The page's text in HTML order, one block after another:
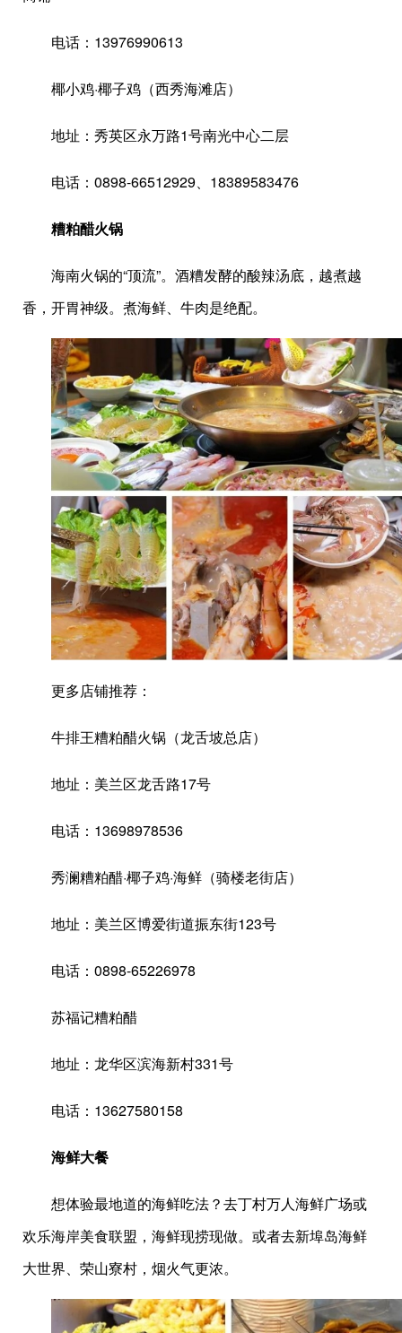
电话：13976990613
椰小鸡·椰子鸡（西秀海滩店）
地址：秀英区永万路1号南光中心二层
电话：0898-66512929、18389583476
糟粕醋火锅
海南火锅的“顶流”。酒糟发酵的酸辣汤底，越煮越
香，开胃神级。煮海鲜、牛肉是绝配。
更多店铺推荐：
牛排王糟粕醋火锅（龙舌坡总店）
地址：美兰区龙舌路17号
电话：13698978536
秀澜糟粕醋·椰子鸡·海鲜（骑楼老街店）
地址：美兰区博爱街道振东街123号
电话：0898-65226978
苏福记糟粕醋
地址：龙华区滨海新村331号
电话：13627580158
海鲜大餐
想体验最地道的海鲜吃法？去丁村万人海鲜广场或
欢乐海岸美食联盟，海鲜现捞现做。或者去新埠岛海鲜
大世界、荣山寮村，烟火气更浓。